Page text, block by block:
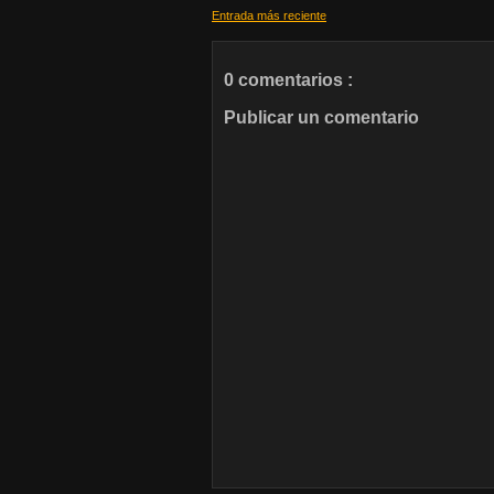
Entrada más reciente
0 comentarios :
Publicar un comentario